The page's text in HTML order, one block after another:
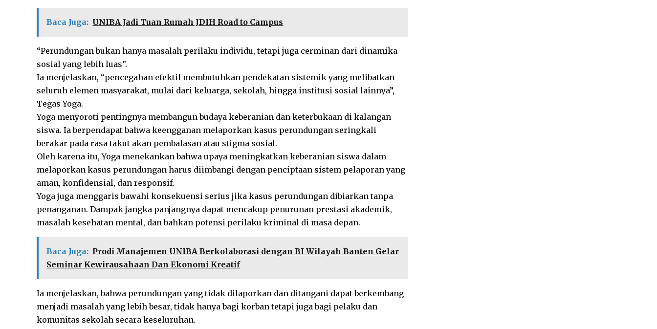
Baca Juga: UNIBA Jadi Tuan Rumah JDIH Road to Campus
“Perundungan bukan hanya masalah perilaku individu, tetapi juga cerminan dari dinamika
sosial yang lebih luas”.
Ia menjelaskan, “pencegahan efektif membutuhkan pendekatan sistemik yang melibatkan
seluruh elemen masyarakat, mulai dari keluarga, sekolah, hingga institusi sosial lainnya”,
Tegas Yoga.
Yoga menyoroti pentingnya membangun budaya keberanian dan keterbukaan di kalangan
siswa. Ia berpendapat bahwa keengganan melaporkan kasus perundungan seringkali
berakar pada rasa takut akan pembalasan atau stigma sosial.
Oleh karena itu, Yoga menekankan bahwa upaya meningkatkan keberanian siswa dalam
melaporkan kasus perundungan harus diimbangi dengan penciptaan sistem pelaporan yang
aman, konfidensial, dan responsif.
Yoga juga menggaris bawahi konsekuensi serius jika kasus perundungan dibiarkan tanpa
penanganan. Dampak jangka panjangnya dapat mencakup penurunan prestasi akademik,
masalah kesehatan mental, dan bahkan potensi perilaku kriminal di masa depan.
Baca Juga: Prodi Manajemen UNIBA Berkolaborasi dengan BI Wilayah Banten Gelar
Seminar Kewirausahaan Dan Ekonomi Kreatif
Ia menjelaskan, bahwa perundungan yang tidak dilaporkan dan ditangani dapat berkembang
menjadi masalah yang lebih besar, tidak hanya bagi korban tetapi juga bagi pelaku dan
komunitas sekolah secara keseluruhan.